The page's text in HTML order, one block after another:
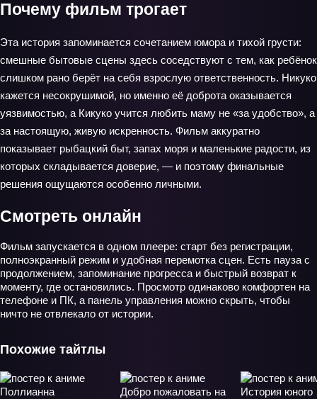
Почему фильм трогает
Эта история запоминается сочетанием юмора и тихой грусти:
смешные бытовые сцены здесь соседствуют с тем, как ребёнок
слишком рано берёт на себя взрослую ответственность. Никуко
кажется несокрушимой, но именно её доброта оказывается
уязвимостью, а Кикуко учится любить маму не «за удобство», а
за настоящую, живую искренность. Фильм аккуратно
показывает рыбацкий быт, запах моря и маленькие радости, из
которых складывается доверие, — и поэтому финальные
решения ощущаются особенно личными.
Смотреть онлайн
Фильм запускается в одном плеере: старт без регистрации,
полноэкранный режим и удобная перемотка сцен. Есть пауза с
продолжением, запоминание прогресса и быстрый возврат к
моменту, где остановились. Просмотр одинаково комфортен на
телефоне и ПК, а панель управления можно скрыть, чтобы
ничто не отвлекало от истории.
Похожие тайтлы